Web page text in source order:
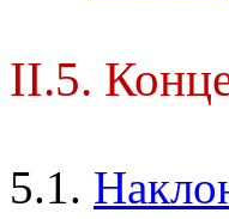
II.5.
5.1.